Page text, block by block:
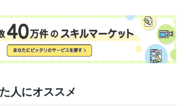
ーナー 2010年3月 ~ 2013年2月
※INSPAへ変更 店舗責任者
2003年3月 ~ 20
2001年3月 ~ 2003年2月
65kg級 優勝
埼玉県パワーリフティング大会 7
ープンメンズフィジーク大会 第3位
人にオススメ